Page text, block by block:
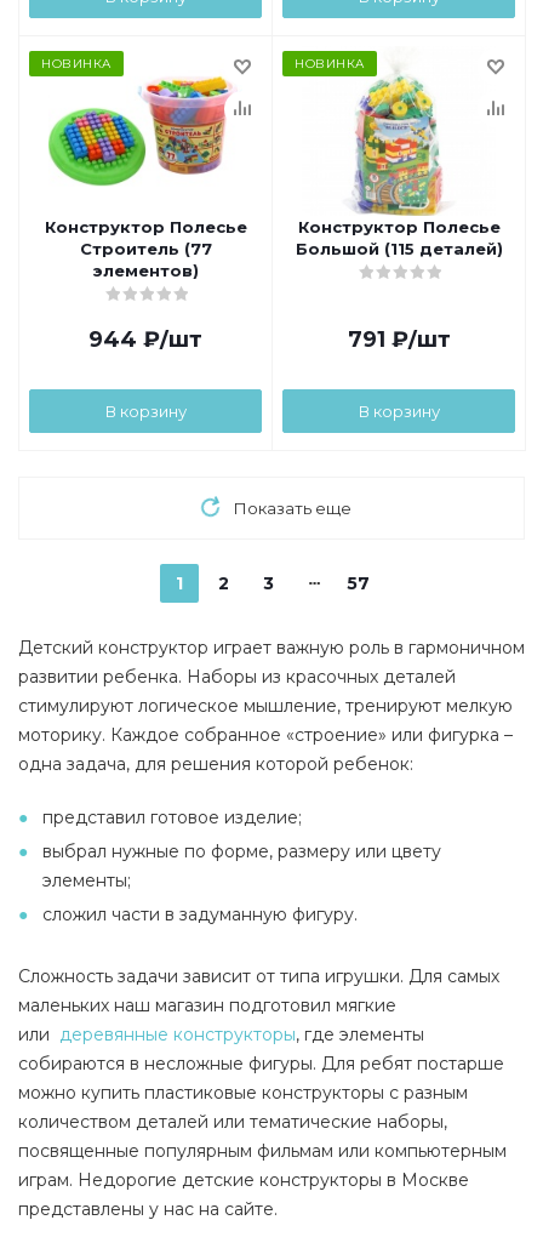
НОВИНКА
Конструктор Полесье
Строитель (77
элементов)
944 ₽/шт
В корзину
НОВИНКА
Конструктор Полесье
Большой (115 деталей)
791 ₽/шт
В корзину
Показать еще
1 2 3 57
Детский конструктор играет важную роль в гармоничном
развитии ребенка. Наборы из красочных деталей
стимулируют логическое мышление, тренируют мелкую
моторику. Каждое собранное «строение» или фигурка –
одна задача, для решения которой ребенок:
представил готовое изделие;
выбрал нужные по форме, размеру или цвету
элементы;
сложил части в задуманную фигуру.
Сложность задачи зависит от типа игрушки. Для самых
маленьких наш магазин подготовил мягкие
или деревянные конструкторы, где элементы
собираются в несложные фигуры. Для ребят постарше
можно купить пластиковые конструкторы с разным
количеством деталей или тематические наборы,
посвященные популярным фильмам или компьютерным
играм. Недорогие детские конструкторы в Москве
представлены у нас на сайте.